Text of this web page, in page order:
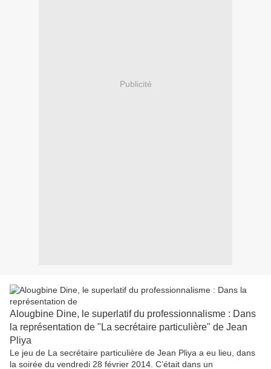
Publicité
Alougbine Dine, le superlatif du professionnalisme : Dans
la représentation de "La secrétaire particulière" de Jean
Pliya
Le jeu de La secrétaire particulière de Jean Pliya a eu lieu, dans
la soirée du vendredi 28 février 2014. C’était dans un